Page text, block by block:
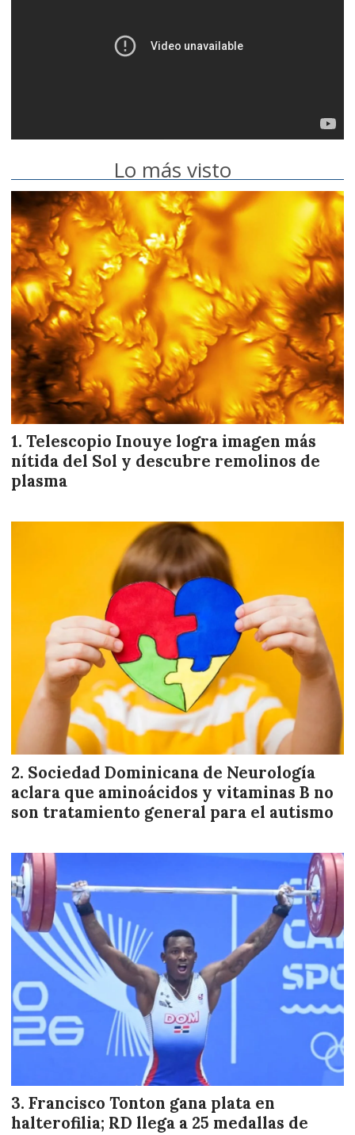
Lo más visto
Telescopio Inouye logra imagen más
nítida del Sol y descubre remolinos de
plasma
Sociedad Dominicana de Neurología
aclara que aminoácidos y vitaminas B no
son tratamiento general para el autismo
Francisco Tonton gana plata en
halterofilia; RD llega a 25 medallas de